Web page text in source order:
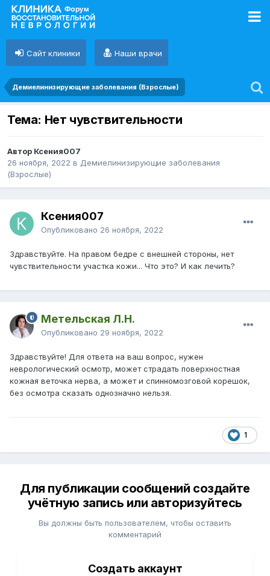
Сайт клиники Наши врачи
Демиелинизирующие заболевания (Взрослые)
Тема: Нет чувствительности
Автор Ксения007
26 ноября, 2022 в Демиелинизирующие заболевания
(Взрослые)
Ксения007
Опубликовано 26 ноября, 2022
Здравствуйте. На правом бедре с внешней стороны, нет
чувствительности участка кожи... Что это? И как лечить?
Метельская Л.Н.
Опубликовано 29 ноября, 2022
Здравствуйте! Для ответа на ваш вопрос, нужен
неврологический осмотр, может страдать поверхностная
кожная веточка нерва, а может и спинномозговой корешок,
без осмотра сказать однозначно нельзя.
1
Для публикации сообщений создайте
учётную запись или авторизуйтесь
Вы должны быть пользователем, чтобы оставить
комментарий
Создать аккаунт